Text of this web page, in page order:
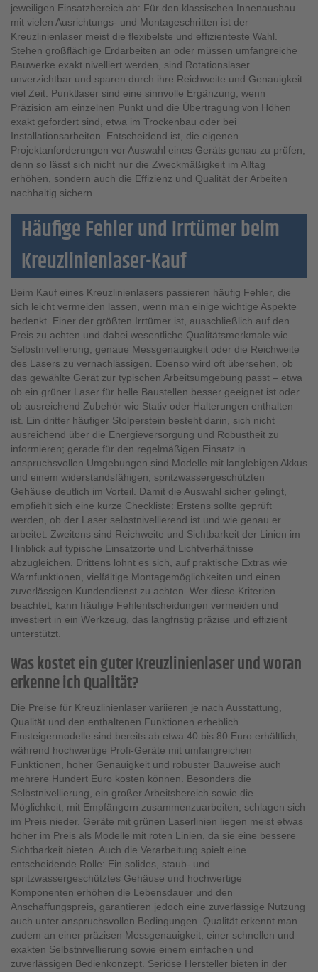
jeweiligen Einsatzbereich ab: Für den klassischen Innenausbau
mit vielen Ausrichtungs- und Montageschritten ist der
Kreuzlinienlaser meist die flexibelste und effizienteste Wahl.
Stehen großflächige Erdarbeiten an oder müssen umfangreiche
Bauwerke exakt nivelliert werden, sind Rotationslaser
unverzichtbar und sparen durch ihre Reichweite und Genauigkeit
viel Zeit. Punktlaser sind eine sinnvolle Ergänzung, wenn
Präzision am einzelnen Punkt und die Übertragung von Höhen
exakt gefordert sind, etwa im Trockenbau oder bei
Installationsarbeiten. Entscheidend ist, die eigenen
Projektanforderungen vor Auswahl eines Geräts genau zu prüfen,
denn so lässt sich nicht nur die Zweckmäßigkeit im Alltag
erhöhen, sondern auch die Effizienz und Qualität der Arbeiten
nachhaltig sichern.
Häufige Fehler und Irrtümer beim
Kreuzlinienlaser-Kauf
Beim Kauf eines Kreuzlinienlasers passieren häufig Fehler, die
sich leicht vermeiden lassen, wenn man einige wichtige Aspekte
bedenkt. Einer der größten Irrtümer ist, ausschließlich auf den
Preis zu achten und dabei wesentliche Qualitätsmerkmale wie
Selbstnivellierung, genaue Messgenauigkeit oder die Reichweite
des Lasers zu vernachlässigen. Ebenso wird oft übersehen, ob
das gewählte Gerät zur typischen Arbeitsumgebung passt – etwa
ob ein grüner Laser für helle Baustellen besser geeignet ist oder
ob ausreichend Zubehör wie Stativ oder Halterungen enthalten
ist. Ein dritter häufiger Stolperstein besteht darin, sich nicht
ausreichend über die Energieversorgung und Robustheit zu
informieren; gerade für den regelmäßigen Einsatz in
anspruchsvollen Umgebungen sind Modelle mit langlebigen Akkus
und einem widerstandsfähigen, spritzwassergeschützten
Gehäuse deutlich im Vorteil. Damit die Auswahl sicher gelingt,
empfiehlt sich eine kurze Checkliste: Erstens sollte geprüft
werden, ob der Laser selbstnivellierend ist und wie genau er
arbeitet. Zweitens sind Reichweite und Sichtbarkeit der Linien im
Hinblick auf typische Einsatzorte und Lichtverhältnisse
abzugleichen. Drittens lohnt es sich, auf praktische Extras wie
Warnfunktionen, vielfältige Montagemöglichkeiten und einen
zuverlässigen Kundendienst zu achten. Wer diese Kriterien
beachtet, kann häufige Fehlentscheidungen vermeiden und
investiert in ein Werkzeug, das langfristig präzise und effizient
unterstützt.
Was kostet ein guter Kreuzlinienlaser und woran
erkenne ich Qualität?
Die Preise für Kreuzlinienlaser variieren je nach Ausstattung,
Qualität und den enthaltenen Funktionen erheblich.
Einsteigermodelle sind bereits ab etwa 40 bis 80 Euro erhältlich,
während hochwertige Profi-Geräte mit umfangreichen
Funktionen, hoher Genauigkeit und robuster Bauweise auch
mehrere Hundert Euro kosten können. Besonders die
Selbstnivellierung, ein großer Arbeitsbereich sowie die
Möglichkeit, mit Empfängern zusammenzuarbeiten, schlagen sich
im Preis nieder. Geräte mit grünen Laserlinien liegen meist etwas
höher im Preis als Modelle mit roten Linien, da sie eine bessere
Sichtbarkeit bieten. Auch die Verarbeitung spielt eine
entscheidende Rolle: Ein solides, staub- und
spritzwassergeschütztes Gehäuse und hochwertige
Komponenten erhöhen die Lebensdauer und den
Anschaffungspreis, garantieren jedoch eine zuverlässige Nutzung
auch unter anspruchsvollen Bedingungen. Qualität erkennt man
zudem an einer präzisen Messgenauigkeit, einer schnellen und
exakten Selbstnivellierung sowie einem einfachen und
zuverlässigen Bedienkonzept. Seriöse Hersteller bieten in der